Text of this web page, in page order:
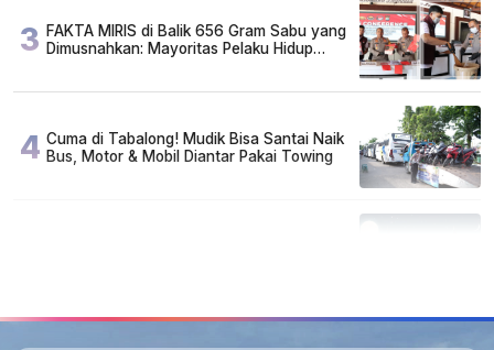
3 FAKTA MIRIS di Balik 656 Gram Sabu yang
Dimusnahkan: Mayoritas Pelaku Hidup
4 Cuma di Tabalong! Mudik Bisa Santai Naik
Bus, Motor & Mobil Diantar Pakai Towing